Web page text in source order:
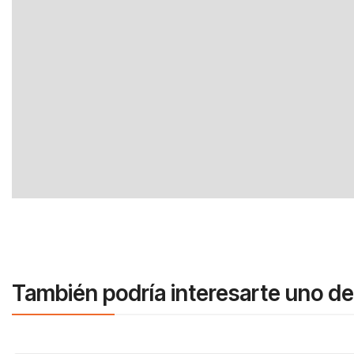
También podría interesarte uno